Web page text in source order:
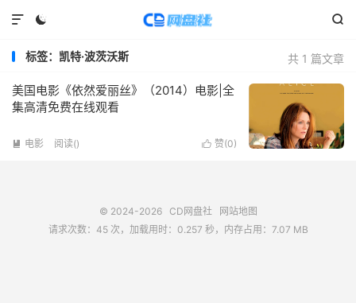
 

共 1 篇文章
标签：凯特·波茨沃斯
美国电影《依然爱丽丝》（2014）电影|全
集高清免费在线观看
 赞(0)
 电影 阅读()
© 2024-2026 CD网盘社
网站地图
请求次数：45 次，加载用时：0.257 秒，内存占用：7.07 MB